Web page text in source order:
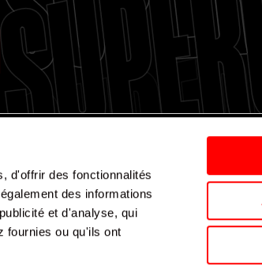
d'offrir des fonctionnalités
des informations
et d'analyse, qui
fournies ou qu'ils ont
CGV Politique de cookies